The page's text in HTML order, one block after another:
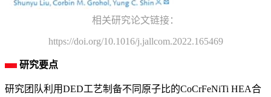
相关研究论文链接：
https://doi.org/10.1016/j.jallcom.2022.165469
研究要点
研究团队利用DED工艺制备不同原子比的CoCrFeNiTi HEA合